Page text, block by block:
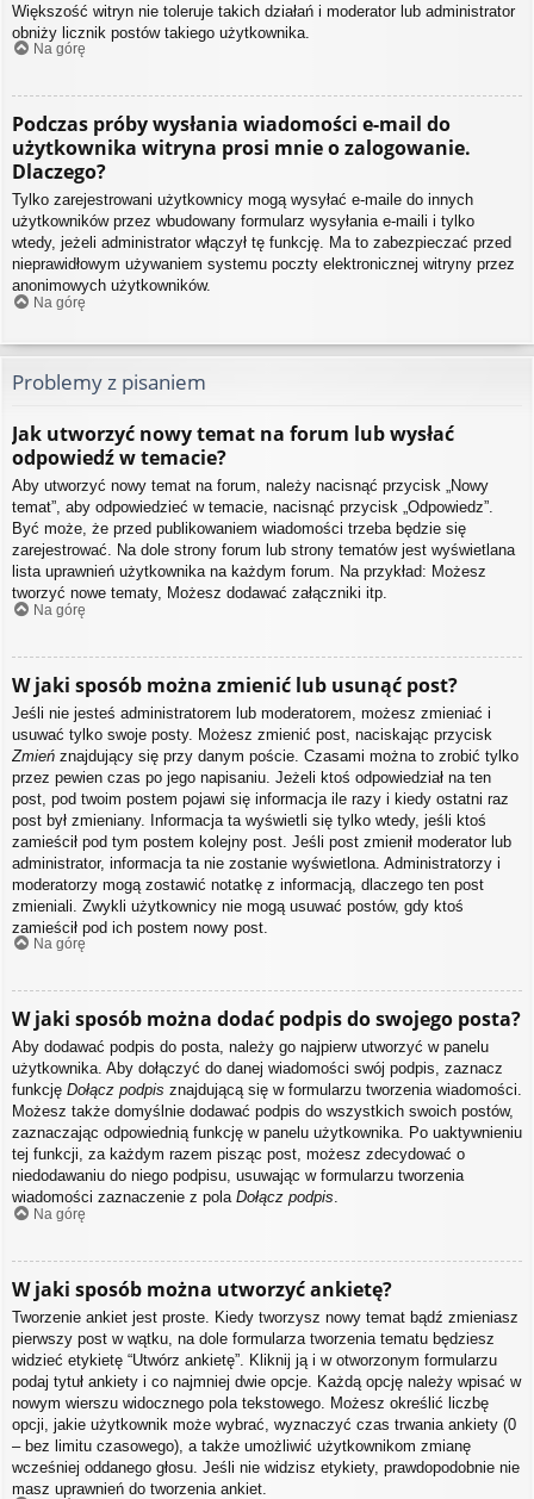
Większość witryn nie toleruje takich działań i moderator lub administrator
obniży licznik postów takiego użytkownika.
Na górę
Podczas próby wysłania wiadomości e-mail do
użytkownika witryna prosi mnie o zalogowanie.
Dlaczego?
Tylko zarejestrowani użytkownicy mogą wysyłać e-maile do innych
użytkowników przez wbudowany formularz wysyłania e-maili i tylko
wtedy, jeżeli administrator włączył tę funkcję. Ma to zabezpieczać przed
nieprawidłowym używaniem systemu poczty elektronicznej witryny przez
anonimowych użytkowników.
Na górę
Problemy z pisaniem
Jak utworzyć nowy temat na forum lub wysłać
odpowiedź w temacie?
Aby utworzyć nowy temat na forum, należy nacisnąć przycisk „Nowy
temat”, aby odpowiedzieć w temacie, nacisnąć przycisk „Odpowiedz”.
Być może, że przed publikowaniem wiadomości trzeba będzie się
zarejestrować. Na dole strony forum lub strony tematów jest wyświetlana
lista uprawnień użytkownika na każdym forum. Na przykład: Możesz
tworzyć nowe tematy, Możesz dodawać załączniki itp.
Na górę
W jaki sposób można zmienić lub usunąć post?
Jeśli nie jesteś administratorem lub moderatorem, możesz zmieniać i
usuwać tylko swoje posty. Możesz zmienić post, naciskając przycisk
Zmień znajdujący się przy danym poście. Czasami można to zrobić tylko
przez pewien czas po jego napisaniu. Jeżeli ktoś odpowiedział na ten
post, pod twoim postem pojawi się informacja ile razy i kiedy ostatni raz
post był zmieniany. Informacja ta wyświetli się tylko wtedy, jeśli ktoś
zamieścił pod tym postem kolejny post. Jeśli post zmienił moderator lub
administrator, informacja ta nie zostanie wyświetlona. Administratorzy i
moderatorzy mogą zostawić notatkę z informacją, dlaczego ten post
zmieniali. Zwykli użytkownicy nie mogą usuwać postów, gdy ktoś
zamieścił pod ich postem nowy post.
Na górę
W jaki sposób można dodać podpis do swojego posta?
Aby dodawać podpis do posta, należy go najpierw utworzyć w panelu
użytkownika. Aby dołączyć do danej wiadomości swój podpis, zaznacz
funkcję Dołącz podpis znajdującą się w formularzu tworzenia wiadomości.
Możesz także domyślnie dodawać podpis do wszystkich swoich postów,
zaznaczając odpowiednią funkcję w panelu użytkownika. Po uaktywnieniu
tej funkcji, za każdym razem pisząc post, możesz zdecydować o
niedodawaniu do niego podpisu, usuwając w formularzu tworzenia
wiadomości zaznaczenie z pola Dołącz podpis.
Na górę
W jaki sposób można utworzyć ankietę?
Tworzenie ankiet jest proste. Kiedy tworzysz nowy temat bądź zmieniasz
pierwszy post w wątku, na dole formularza tworzenia tematu będziesz
widzieć etykietę “Utwórz ankietę”. Kliknij ją i w otworzonym formularzu
podaj tytuł ankiety i co najmniej dwie opcje. Każdą opcję należy wpisać w
nowym wierszu widocznego pola tekstowego. Możesz określić liczbę
opcji, jakie użytkownik może wybrać, wyznaczyć czas trwania ankiety (0
– bez limitu czasowego), a także umożliwić użytkownikom zmianę
wcześniej oddanego głosu. Jeśli nie widzisz etykiety, prawdopodobnie nie
masz uprawnień do tworzenia ankiet.